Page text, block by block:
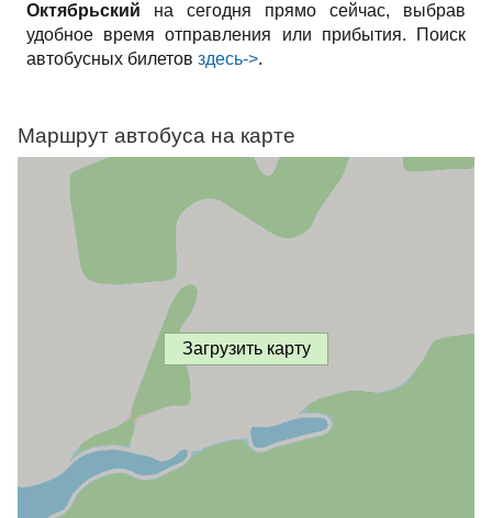
Октябрьский на сегодня прямо сейчас, выбрав
удобное время отправления или прибытия. Поиск
автобусных билетов здесь->.
Маршрут автобуса на карте
Загрузить карту